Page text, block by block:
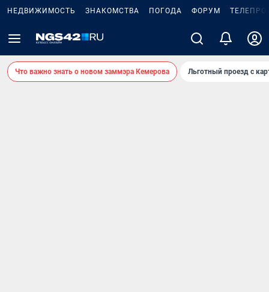
НЕДВИЖИМОСТЬ ЗНАКОМСТВА ПОГОДА ФОРУМ
Что важно знать о новом заммэра Кемерова Льготный проезд с